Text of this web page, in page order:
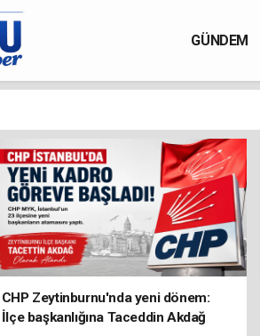
GÜNDEM
CHP Zeytinburnu'nda yeni dönem:
İlçe başkanlığına Taceddin Akdağ